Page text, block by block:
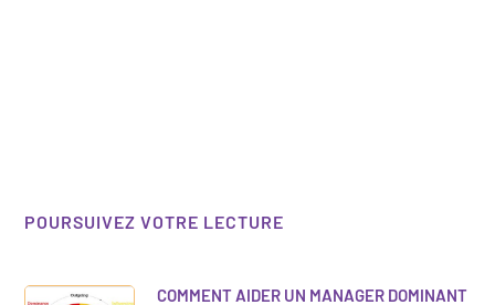
POURSUIVEZ VOTRE LECTURE
COMMENT AIDER UN MANAGER DOMINANT